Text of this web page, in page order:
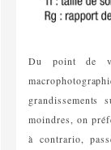
Du point de
grandissements
moindres, on
à contrario,